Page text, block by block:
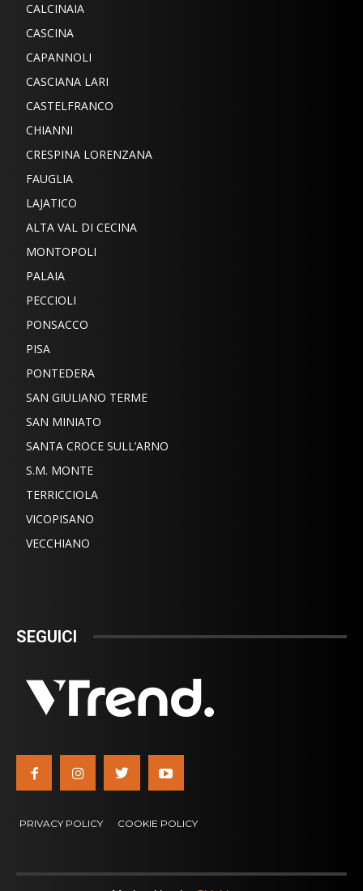
CALCINAIA
CASCINA
CAPANNOLI
CASCIANA LARI
CASTELFRANCO
CHIANNI
CRESPINA LORENZANA
FAUGLIA
LAJATICO
ALTA VAL DI CECINA
MONTOPOLI
PALAIA
PECCIOLI
PONSACCO
PISA
PONTEDERA
SAN GIULIANO TERME
SAN MINIATO
SANTA CROCE SULL’ARNO
S.M. MONTE
TERRICCIOLA
VICOPISANO
VECCHIANO
SEGUICI
PRIVACY POLICY COOKIE POLICY